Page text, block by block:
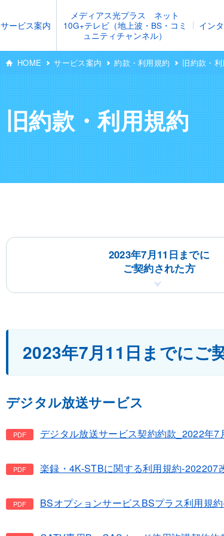
サービス案内
メディアス光プラス ネット
10G+テレビ（地上波・BS・コミ
ュニティチャンネル）
イン
HOME サービス案内 約款・利用規約 旧約款・
旧約款・利用規約
2023年7月11日までに
ご契約された方
2023年7月11日までにご
デジタル放送サービス
デジタル放送サービス契約約款_2022年
楽録・4K-STBに関する利用規約-202207
BSオプションサービスBSプラス利用規